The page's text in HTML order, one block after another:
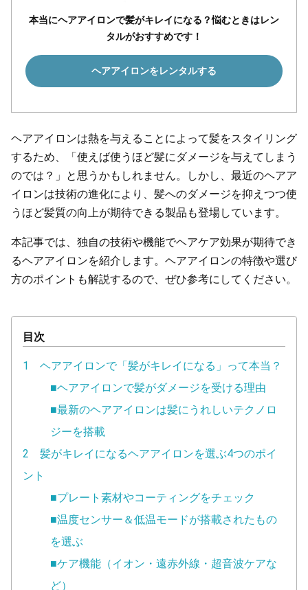
本当にヘアアイロンで髪がキレイになる？悩むときはレン
タルがおすすめです！
ヘアアイロンをレンタルする
ヘアアイロンは熱を与えることによって髪をスタイリング
するため、「使えば使うほど髪にダメージを与えてしまう
のでは？」と思うかもしれません。しかし、最近のヘアア
イロンは技術の進化により、髪へのダメージを抑えつつ使
うほど髪質の向上が期待できる製品も登場しています。
本記事では、独自の技術や機能でヘアケア効果が期待でき
るヘアアイロンを紹介します。ヘアアイロンの特徴や選び
方のポイントも解説するので、ぜひ参考にしてください。
目次
1 ヘアアイロンで「髪がキレイになる」って本当？
■ヘアアイロンで髪がダメージを受ける理由
■最新のヘアアイロンは髪にうれしいテクノロ
ジーを搭載
2 髪がキレイになるヘアアイロンを選ぶ4つのポイ
ント
■プレート素材やコーティングをチェック
■温度センサー＆低温モードが搭載されたもの
を選ぶ
■ケア機能（イオン・遠赤外線・超音波ケアな
ど）